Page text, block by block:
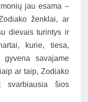
jau esama –
ženklai, ar
dievais turintys ir
kurie, tiesa,
savajame
ar taip, Zodiako
svarbiausia šios